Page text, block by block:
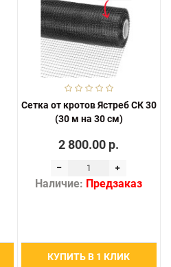
Сетка от кротов Ястреб СК 30
(30 м на 30 см)
2 800.00 р.
Наличие: Предзаказ
КУПИТЬ В 1 КЛИК